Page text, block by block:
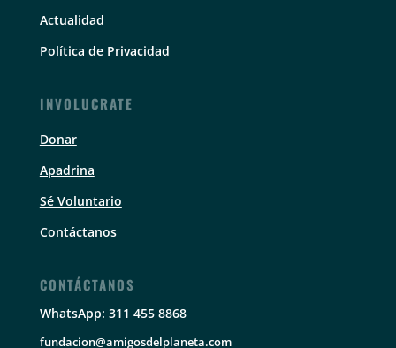
Actualidad
Política de Privacidad
INVOLUCRATE
Donar
Apadrina
Sé Voluntario
Contáctanos
CONTÁCTANOS
WhatsApp: 311 455 8868
fundacion@amigosdelplaneta.com